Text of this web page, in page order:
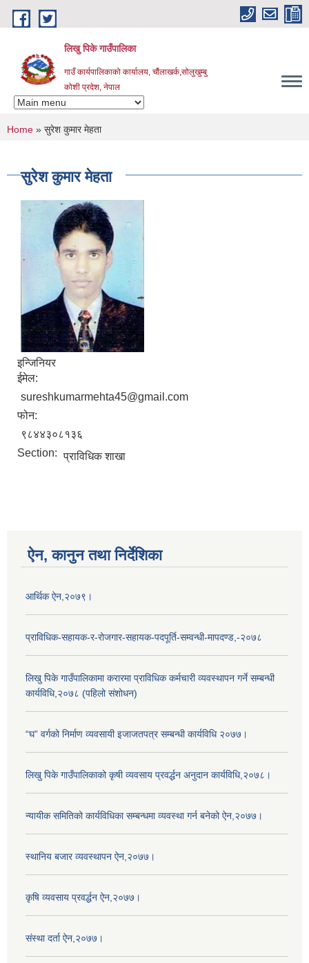
Skip to main content
लिखु पिके गाउँपालिका
गाउँ कार्यपालिकाको कार्यालय, चौंलाखर्क,सोलुखुम्बु
कोशी प्रदेश, नेपाल
You are here
Home » सुरेश कुमार मेहता
सुरेश कुमार मेहता
इन्जिनियर
ईमेल:
sureshkumarmehta45@gmail.com
फोन:
९८४४३०८१३६
Section: प्राविधिक शाखा
ऐन, कानुन तथा निर्देशिका
आर्थिक ऐन,२०७९।
प्राविधिक-सहायक-र-रोजगार-सहायक-पदपूर्ति-सम्वन्धी-मापदण्ड,-२०७८
लिखु पिके गाउँपालिकामा करारमा प्राविधिक कर्मचारी व्यवस्थापन गर्ने सम्बन्धी
कार्यविधि,२०७८ (पहिलो संशोधन)
“घ” वर्गको निर्माण व्यवसायी इजाजतपत्र सम्बन्धी कार्यविधि २०७७।
लिखु पिके गाउँपालिकाको कृषी व्यवसाय प्रवर्द्धन अनुदान कार्यविधि,२०७८।
न्यायीक समितिको कार्यविधिका सम्बन्धमा व्यवस्था गर्न बनेको ऐन,२०७७।
स्थानिय बजार व्यवस्थापन ऐन,२०७७।
कृषि व्यवसाय प्रवर्द्धन ऐन,२०७७।
संस्था दर्ता ऐन,२०७७।